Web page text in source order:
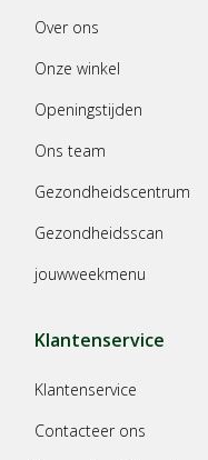
Over ons
Onze winkel
Openingstijden
Ons team
Gezondheidscentrum
Gezondheidsscan
jouwweekmenu
Klantenservice
Klantenservice
Contacteer ons